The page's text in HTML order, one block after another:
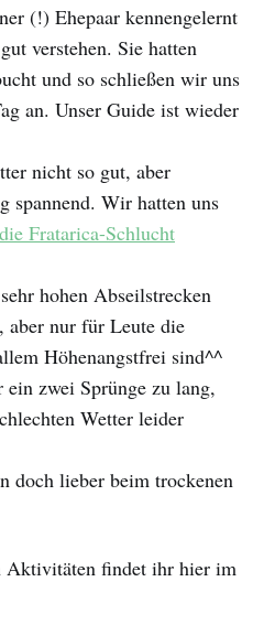
(!) Ehepaar kennengelernt
verstehen. Sie hatten
und so schließen wir uns
an. Unser Guide ist wieder
nicht so gut, aber
spannend. Wir hatten uns
Fratarica-Schlucht
hohen Abseilstrecken
aber nur für Leute die
Höhenangstfrei sind^^
zwei Sprünge zu lang,
Wetter leider
doch lieber beim trockenen
Aktivitäten findet ihr hier im